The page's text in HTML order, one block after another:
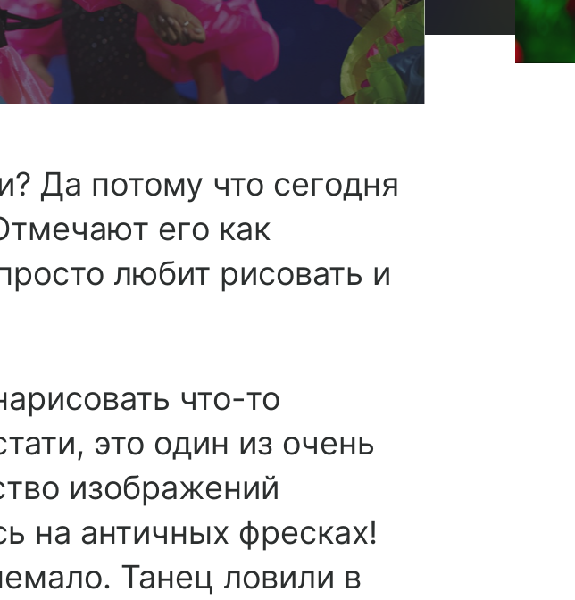
Да потому что сегодня
его как
любит рисовать и
что-то
это один из очень
изображений
на античных фресках!
Танец ловили в